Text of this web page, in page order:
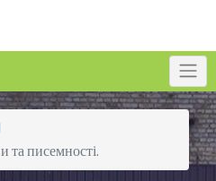
та писемності.